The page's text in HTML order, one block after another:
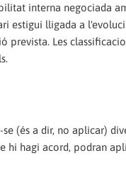
interna negociada
estigui lligada a
prevista. Les
(és a dir, no aplicar)
hi hagi acord, podran